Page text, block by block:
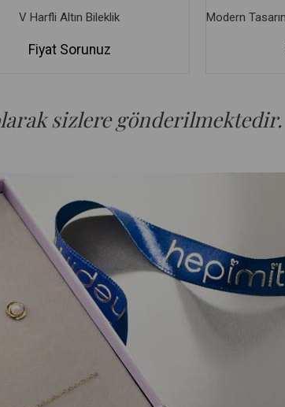
V Harfli Altın Bileklik
Fiyat Sorunuz
sizlere gönderilmektedir.